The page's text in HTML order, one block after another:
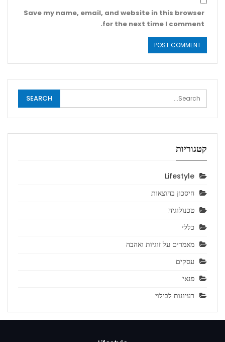
Save my name, email, and website in this browser
for the next time I comment.
קטגוריות
Lifestyle
חיסכון בהוצאות
טכנולוגיה
כללי
מאמרים על זוגיות ואהבה
עסקים
פנאי
רעיונות לבילוי